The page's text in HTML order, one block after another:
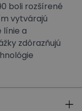
boli rozšírené
vytvárajú
línie a
zdôrazňujú